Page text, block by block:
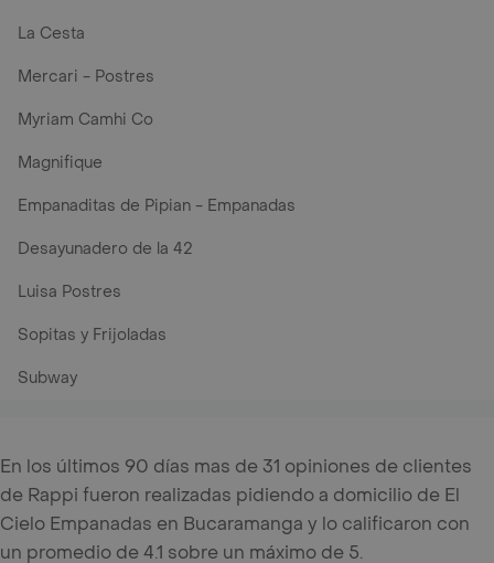
La Cesta
Mercari - Postres
Myriam Camhi Co
Magnifique
Empanaditas de Pipian - Empanadas
Desayunadero de la 42
Luisa Postres
Sopitas y Frijoladas
Subway
En los últimos 90 días mas de 31 opiniones de clientes
de Rappi fueron realizadas pidiendo a domicilio de El
Cielo Empanadas en Bucaramanga y lo calificaron con
un promedio de 4.1 sobre un máximo de 5.